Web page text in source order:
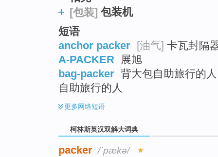
[包装] 包装机
短语
anchor packer [油气] 卡瓦封隔
A-PACKER
展旭
bag-packer 背大包自助旅行的
自助旅行的人
更多网络短语
柯林斯英汉双解大词典
packer /ˈpækə/